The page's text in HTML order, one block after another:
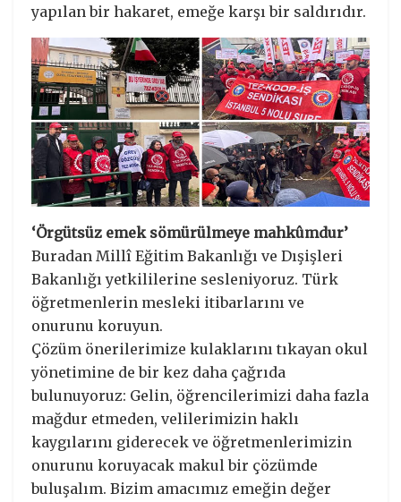
yapılan bir hakaret, emeğe karşı bir saldırıdır.
‘Örgütsüz emek sömürülmeye mahkûmdur’
Buradan Millî Eğitim Bakanlığı ve Dışişleri
Bakanlığı yetkililerine sesleniyoruz. Türk
öğretmenlerin mesleki itibarlarını ve
onurunu koruyun.
Çözüm önerilerimize kulaklarını tıkayan okul
yönetimine de bir kez daha çağrıda
bulunuyoruz: Gelin, öğrencilerimizi daha fazla
mağdur etmeden, velilerimizin haklı
kaygılarını giderecek ve öğretmenlerimizin
onurunu koruyacak makul bir çözümde
buluşalım. Bizim amacımız emeğin değer